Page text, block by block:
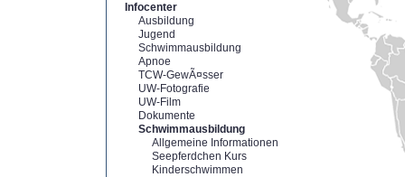
Infocenter
Ausbildung
Jugend
Schwimmausbildung
Apnoe
TCW-GewÃ¤sser
UW-Fotografie
UW-Film
Dokumente
Schwimmausbildung
Allgemeine Informationen
Seepferdchen Kurs
Kinderschwimmen